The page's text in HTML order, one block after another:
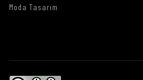
Moda Tasarım